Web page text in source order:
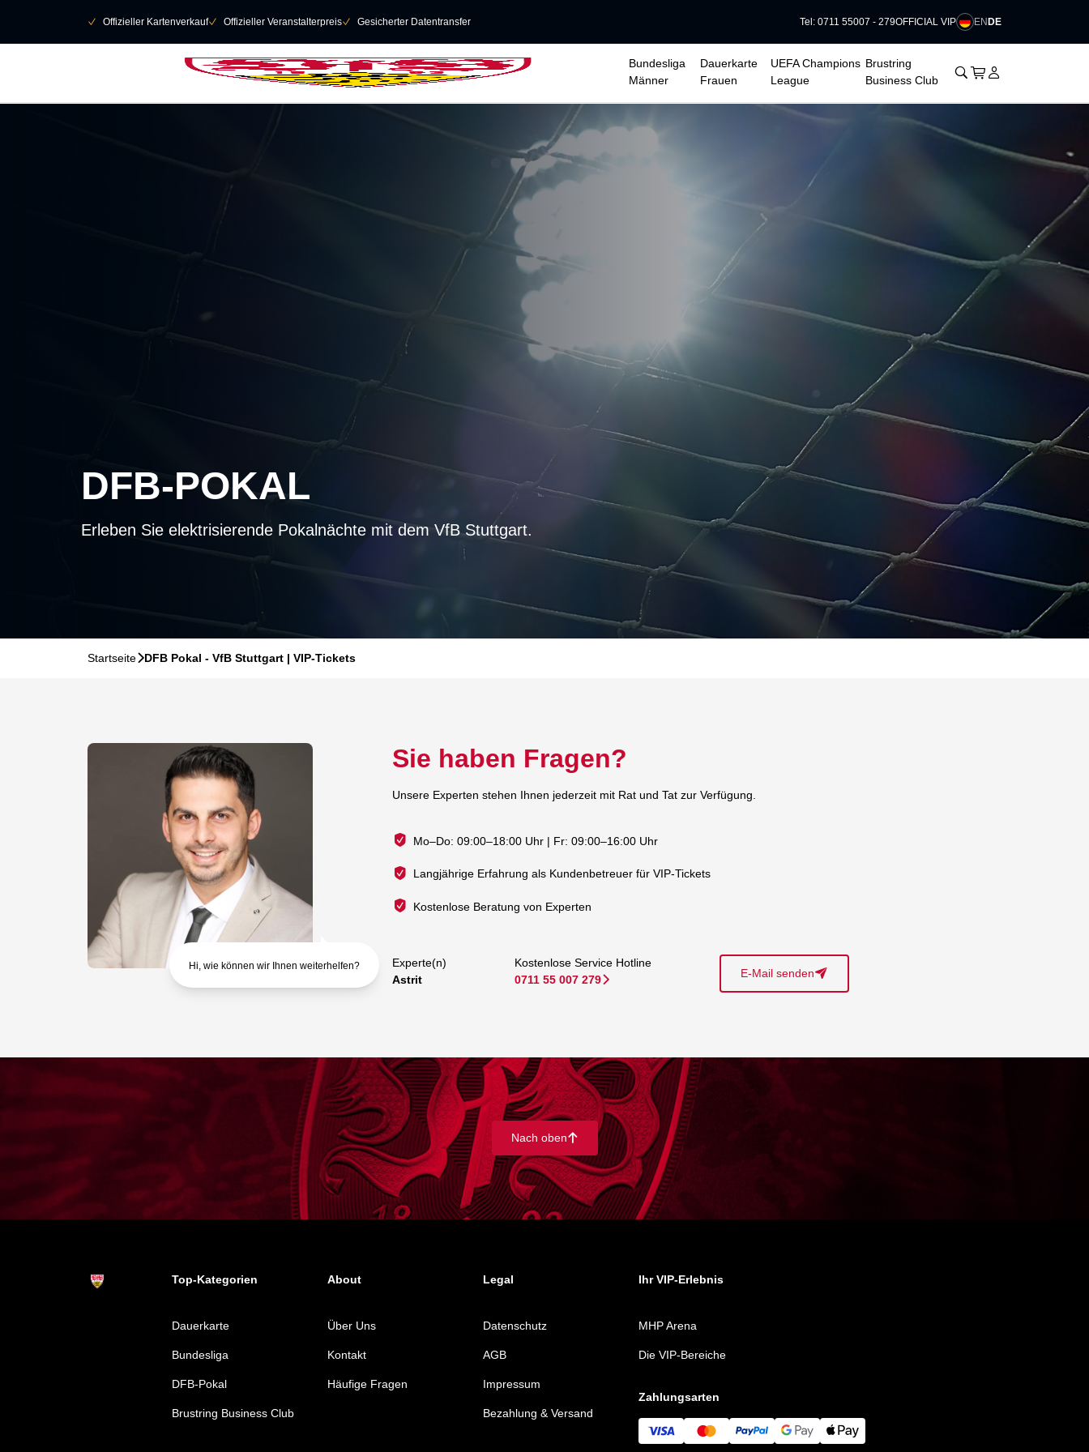
􀆅 Offizieller Kartenverkauf􀆅 Offizieller Veranstalterpreis􀆅 Gesicherter Datentransfer Tel: 0711 55007 - 279OFFICIAL VIP ENDE
Bundesliga
Männer
Dauerkarte
Frauen
UEFA Champions
League
Brustring
Business Club
􀊫 Warenkorb
􀍩 Login
􀉩
DFB-POKAL
Erleben Sie elektrisierende Pokalnächte mit dem VfB Stuttgart.
Startseite􀆊DFB Pokal - VfB Stuttgart | VIP-Tickets
Hi, wie können wir Ihnen weiterhelfen?
Sie haben Fragen?
Unsere Experten stehen Ihnen jederzeit mit Rat und Tat zur Verfügung.
Mo–Do: 09:00–18:00 Uhr | Fr: 09:00–16:00 Uhr
Langjährige Erfahrung als Kundenbetreuer für VIP-Tickets
Kostenlose Beratung von Experten
Experte(n)
Astrit
Kostenlose Service Hotline
0711 55 007 279􀆊 E-Mail senden􀈠
Nach oben􀄨
Top-Kategorien About Legal Ihr VIP-Erlebnis
Dauerkarte
Bundesliga
DFB-Pokal
Brustring Business Club
Über Uns
Kontakt
Häufige Fragen
Datenschutz
AGB
Impressum
Bezahlung & Versand
MHP Arena
Die VIP-Bereiche
Zahlungsarten